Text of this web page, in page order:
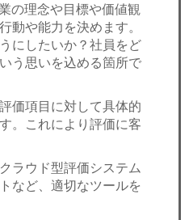
の理念や目標や価値観
動や能力を決めます。
にしたいか？社員をど
う思いを込める箇所で
価項目に対して具体的
。これにより評価に客
クラウド型評価システム
など、適切なツールを